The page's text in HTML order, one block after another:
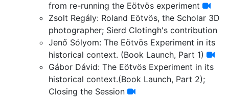
from re-running the Eötvös experiment
Zsolt Regály: Roland Eötvös, the Scholar 3D
photographer; Sierd Clotingh's contribution
Jenő Sólyom: The Eötvös Experiment in its
historical context. (Book Launch, Part 1)
Gábor Dávid: The Eötvös Experiment in its
historical context.(Book Launch, Part 2);
Closing the Session